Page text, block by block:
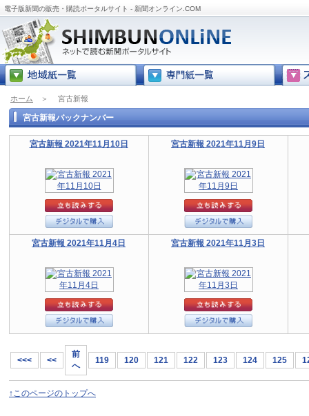
電子版新聞の販売・購読ポータルサイト - 新聞オンライン.COM
ホーム ＞ 宮古新報
宮古新報バックナンバー
宮古新報 2021年11月10日 宮古新報 2021年11月9日
宮古新報 2021年11月4日 宮古新報 2021年11月3日
<<< <<
前
へ
119 120 121 122 123 124 125
↑このページのトップへ